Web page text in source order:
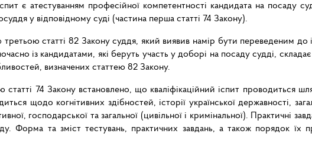
є атестуванням професійної компетентності кандидата на посаду
у відповідному суді (частина перша статті 74 Закону).
третьою статті 82 Закону суддя, який виявив намір бути переведеним до
із кандидатами, які беруть участь у доборі на посаду судді,
визначених статтею 82 Закону.
74 Закону встановлено, що кваліфікаційний іспит проводиться
щодо когнітивних здібностей, історії української державності,
господарської та загальної (цивільної і кримінальної). Практичні
Форма та зміст тестувань, практичних завдань, а також порядок